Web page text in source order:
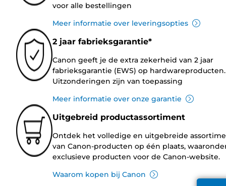
voor alle bestellingen
Meer informatie over leveringsopties
2 jaar fabrieksgarantie*
Canon geeft je de extra zekerheid van 2 jaar
fabrieksgarantie (EWS) op hardwareproducten.
Uitzonderingen zijn van toepassing
Meer informatie over onze garantie
Uitgebreid productassortiment
Ontdek het volledige en uitgebreide
van Canon-producten op één plaats,
exclusieve producten voor de Canon-website.
Waarom kopen bij Canon